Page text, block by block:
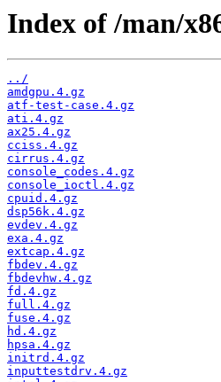
Index of /man/
../
amdgpu.4.gz
atf-test-case.4.gz
ati.4.gz
ax25.4.gz
cciss.4.gz
cirrus.4.gz
console_codes.4.gz
console_ioctl.4.gz
cpuid.4.gz
dsp56k.4.gz
evdev.4.gz
exa.4.gz
extcap.4.gz
fbdev.4.gz
fbdevhw.4.gz
fd.4.gz
full.4.gz
fuse.4.gz
hd.4.gz
hpsa.4.gz
initrd.4.gz
inputtestdrv.4.gz